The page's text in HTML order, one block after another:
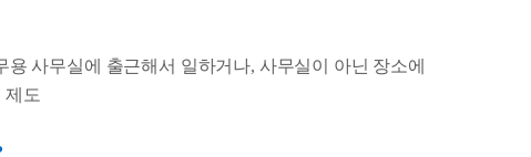
사무실에 출근해서 일하거나, 사무실이 아닌 장소에
제도